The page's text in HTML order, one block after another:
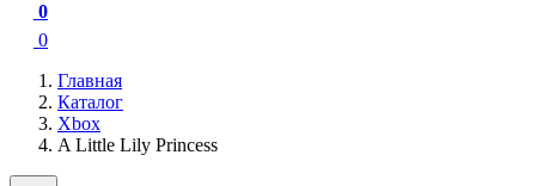
0
0
Главная
Каталог
Xbox
A Little Lily Princess